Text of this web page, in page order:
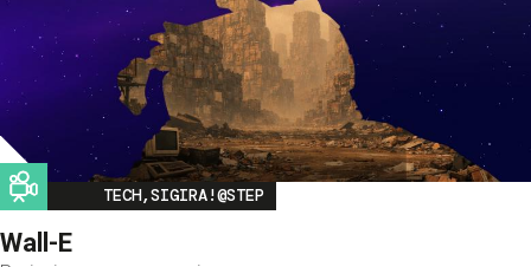
Image
TECH,SIGIRA!@STEP
Wall-E